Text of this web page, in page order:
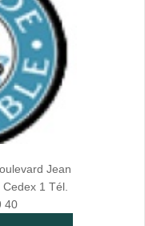
Jean
1 Tél.
40